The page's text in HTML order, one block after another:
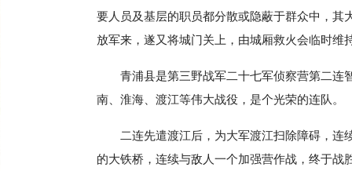
要人员及基层的职员都分散或隐蔽于群众中，
放军来，遂又将城门关上，由城厢救火会临时维
青浦县是第三野战军二十七军侦察营第二连
南、淮海、渡江等伟大战役，是个光荣的连队。
二连先遣渡江后，为大军渡江扫除障碍，
的大铁桥，连续与敌人一个加强营作战，终于